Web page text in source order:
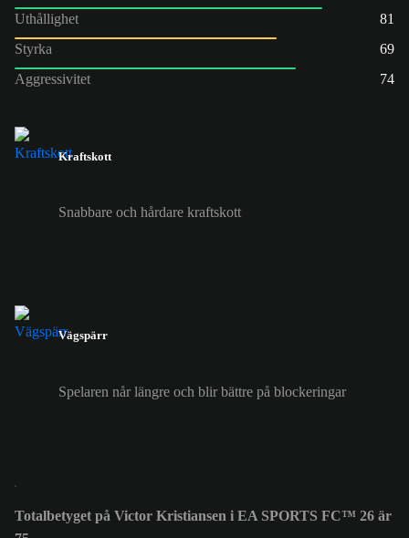
Uthållighet
81
Styrka
69
Aggressivitet
74
Kraftskott
Snabbare och hårdare kraftskott
Vägspärr
Spelaren når längre och blir bättre på blockeringar
Totalbetyget på Victor Kristiansen i EA SPORTS FC™ 26 är